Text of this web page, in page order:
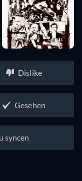
Dislike
Gesehen
syncen